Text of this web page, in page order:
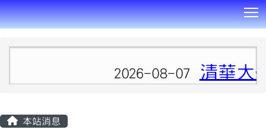
2026-08-07 清華大
本站消息